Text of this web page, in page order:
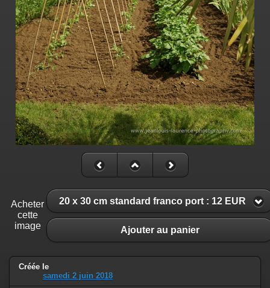
Acheter
cette
image
20 x 30 cm standard franco port : 12 EUR
Ajouter au panier
Créée le
samedi 2 juin 2018